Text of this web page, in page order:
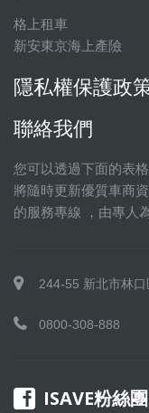
格上租車
新安東京海上產險
隱私權保護政
聯絡我們
您可以透過下面的表
將隨時更新優質車商
的服務專線 ，由專人
244-55 新北市林
0800-308-888
ISAVE粉絲團